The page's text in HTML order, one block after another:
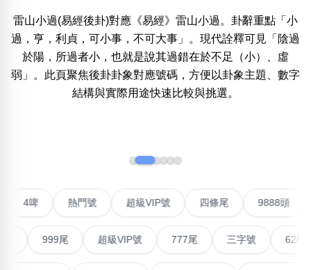
位置:
一 二 三 四 五 六 七
清除全部分類
雷山小過(易經後卦)對應《易經》雷山小過。卦辭重點「小
過，亨，利貞，可小事，不可大事」。現代詮釋可見「陰過
於陽，所過者小，也就是說其過錯在於不足（小）、虛
弱」。此頁聚焦後卦卦象對應號碼，方便以卦象主題、數字
結構與實際用途快速比較與挑選。
熱門號 超級VIP號 四條尾 9888
999尾 超級VIP號 777尾 三字號 6288頭